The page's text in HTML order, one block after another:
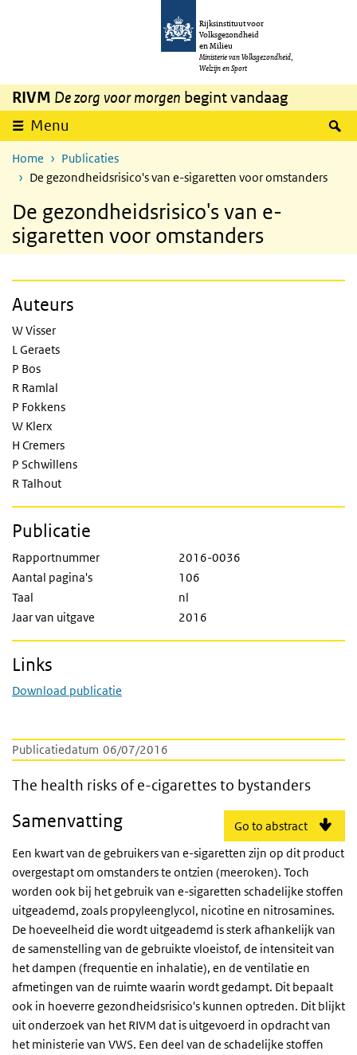
Overslaan en naar de inhoud gaan
Rijksinstituut voor
Volksgezondheid
en Milieu
Ministerie van Volksgezondheid,
Welzijn en Sport
RIVM De zorg voor morgen begint vandaag
Menu
Home
Publicaties
De gezondheidsrisico's van e-sigaretten voor omstanders
De gezondheidsrisico's van e-
sigaretten voor omstanders
Publicatiedatum 06/07/2016
The health risks of e-cigarettes to
The health risks of e-cigarettes to bystanders
Go to abstract
Samenvatting
Een kwart van de gebruikers van e-sigaretten zijn op dit product
overgestapt om omstanders te ontzien (meeroken). Toch
worden ook bij het gebruik van e-sigaretten schadelijke stoffen
uitgeademd, zoals propyleenglycol, nicotine en nitrosamines.
De hoeveelheid die wordt uitgeademd is sterk afhankelijk van
de samenstelling van de gebruikte vloeistof, de intensiteit van
het dampen (frequentie en inhalatie), en de ventilatie en
afmetingen van de ruimte waarin wordt gedampt. Dit bepaalt
ook in hoeverre gezondheidsrisico's kunnen optreden. Dit blijkt
uit onderzoek van het RIVM dat is uitgevoerd in opdracht van
het ministerie van VWS. Een deel van de schadelijke stoffen
Auteurs
W Visser
L Geraets
P Bos
R Ramlal
P Fokkens
W Klerx
H Cremers
P Schwillens
R Talhout
Publicatie
Rapportnummer
2016-0036
Aantal pagina's
106
Taal
nl
Jaar van uitgave
2016
Links
Download publicatie